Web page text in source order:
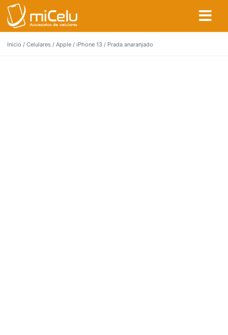
Inicio / Celulares / Apple / iPhone 13 / Prada anaranjado